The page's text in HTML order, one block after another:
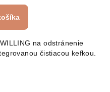
na odstránenie
čistiacou kefkou.